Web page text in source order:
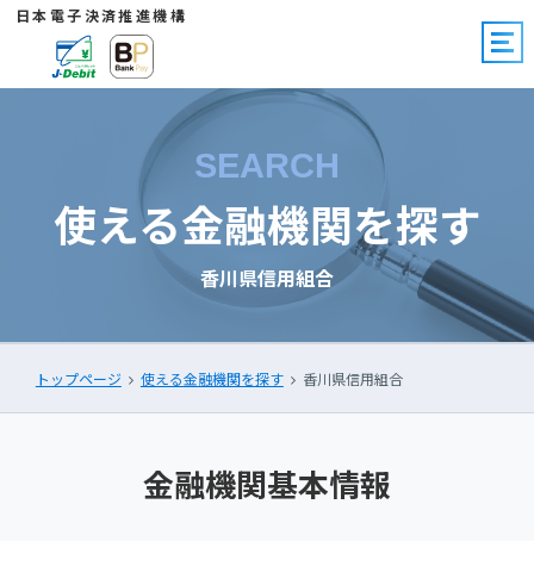
日本電子決済推進機構
SEARCH
使える金融機関を探す
香川県信用組合
トップページ 使える金融機関を探す 香川県信用組合
金融機関基本情報